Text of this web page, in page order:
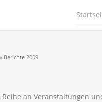
» Berichte 2009
an Veranstaltungen